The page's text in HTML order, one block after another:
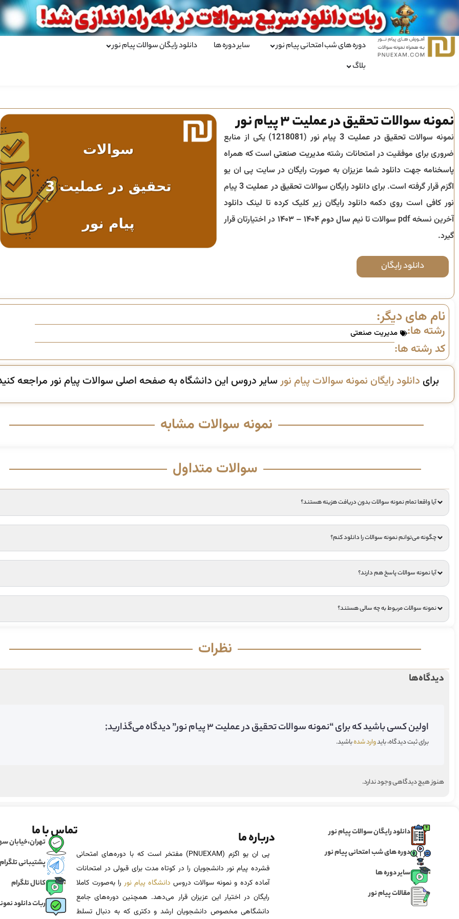
دوره های شب امتحانی پیام نور سایر دوره ها
دانلود رایگان سوالات پیام نور
بلاگ
نمونه سوالات تحقیق در عملیت 3 پیام نور
نمونه سوالاتتحقیق در عملیت 3 پیام نور (1218081) یکی از منابع
ضروری برای موفقیت در امتحانات رشته مدیریت صنعتیاست که همراه
پاسخنامه جهت دانلود شما عزیزان به صورت رایگان در سایت پی ان یو
اگزم قرار گرفته است. برای دانلود رایگان سوالاتتحقیق در عملیت 3 پیام
نور کافی است روی دکمه دانلود رایگان زیر کلیک کرده تا لینک دانلود
آخرین نسخه pdf سوالات تا
نیم سال دوم ۱۴۰۴ – ۱۴۰۳
در اختیارتان قرار
گیرد.
دانلود رایگان
نام های دیگر:
رشته ها: مدیریت صنعتی
کد رشته ها:
برای دانلود رایگان نمونه سوالات پیام نورسایر دروس این دانشگاه به صفحه اصلی سوالات پیام نور مراجعه
نمونه سوالات مشابه
سوالات متداول
آیا واقعا تمام نمونه سوالات بدون دریافت هزینه هستند؟
چگونه می‌توانم نمونه سوالات را دانلود کنم؟
آیا نمونه سوالات پاسخ هم دارند؟
نمونه سوالات مربوط به چه سالی هستند؟
نظرات
دیدگاه‌ها
اولین کسی باشید که برای “نمونه سوالات تحقیق در عملیت 3 پیام نور” دیدگاه می‌گذارید;
برای ثبت دیدگاه، بایدوارد شدهباشید.
هنوز هیچ دیدگاهی وجود ندارد.
دانلود رایگان سوالات پیام نور
دوره های شب امتحانی پیام نور
سایر دوره ها
مقالات پیام نور
درباره ما
پی ان یو اگزم (PNUEXAM) مفتخر است که با دوره‌های امتحانی
فشرده پیام نور دانشجویان را در کوتاه مدت برای قبولی در امتحانات
آماده‌ کرده و نمونه سوالات دروس دانشگاه پیام نور را به‌صورت کاملا
رایگان در اختیار این عزیزان قرار می‌دهد. همچنین دوره‌های جامع
دانشگاهی مخصوص دانشجویان ارشد و دکتری که به دنبال تسلط
تماس با ما
تهران،خیابان
پشتیبانی تلگرام
کانال تلگرام
ربات دانلود